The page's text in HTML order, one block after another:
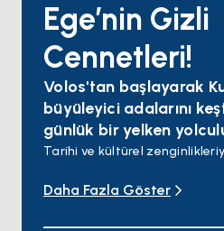
Ege’nin Gizli
Cennetleri!
Volos'tan başlayarak
büyüleyici adalarını
günlük bir yelken
Tarihi ve kültürel
ve hareketli atmosferiyle ünlü
Daha Fazla Göster